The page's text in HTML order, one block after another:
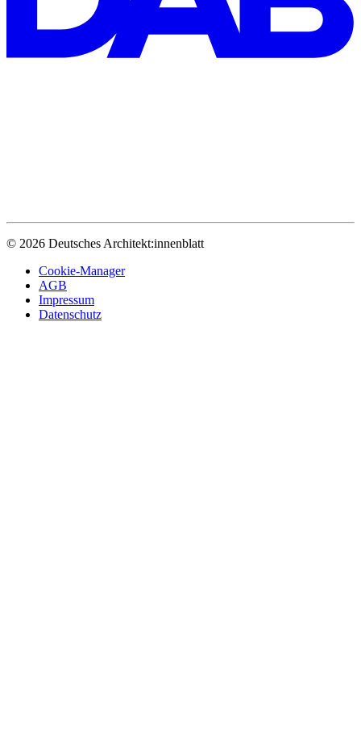
© 2026 Deutsches Architekt:innenblatt
Cookie-Manager
AGB
Impressum
Datenschutz